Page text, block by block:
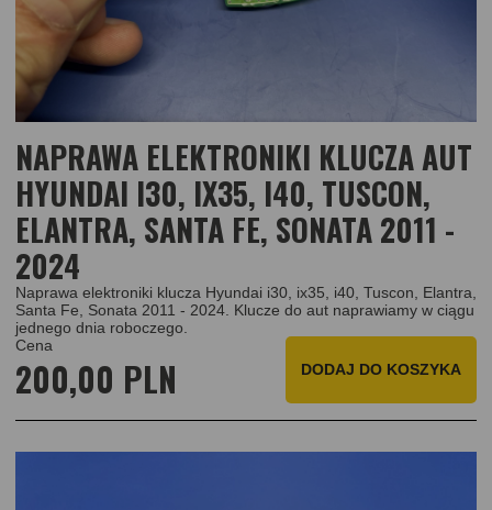
NAPRAWA ELEKTRONIKI KLUCZA AUT
HYUNDAI I30, IX35, I40, TUSCON,
ELANTRA, SANTA FE, SONATA 2011 -
2024
Naprawa elektroniki klucza Hyundai i30, ix35, i40, Tuscon, Elantra,
Santa Fe, Sonata 2011 - 2024. Klucze do aut naprawiamy w ciągu
jednego dnia roboczego.
Cena
200,00 PLN DODAJ DO KOSZYKA